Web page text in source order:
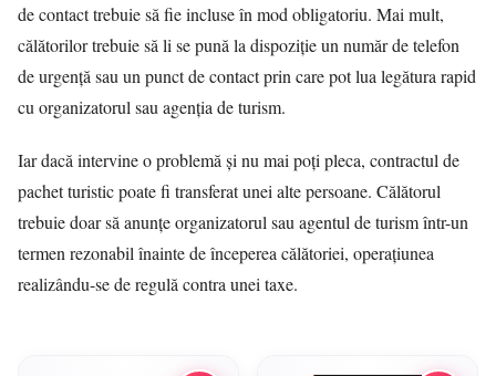
de contact trebuie să fie incluse în mod obligatoriu. Mai mult,
călătorilor trebuie să li se pună la dispoziție un număr de telefon
de urgență sau un punct de contact prin care pot lua legătura rapid
cu organizatorul sau agenția de turism.
Iar dacă intervine o problemă și nu mai poți pleca, contractul de
pachet turistic poate fi transferat unei alte persoane. Călătorul
trebuie doar să anunțe organizatorul sau agentul de turism într-un
termen rezonabil înainte de începerea călătoriei, operațiunea
realizându-se de regulă contra unei taxe.